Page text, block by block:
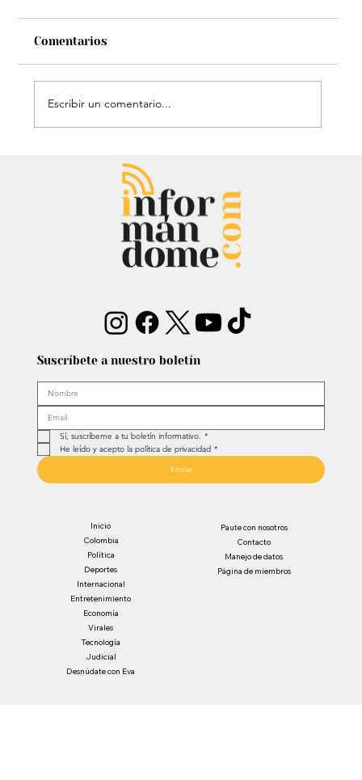
Héroe de cuatro patas: Perrito
policía sorprendió con técnica de
Comentarios
Escribir un comentario...
Suscríbete a nuestro boletín
Sí, suscríbeme a tu boletín informativo. *
He leído y acepto la política de privacidad *
Enviar
Inicio
Colombia
Política
Deportes
Internacional
Entretenimiento
Economía
Virales
Tecnología
Judicial
Desnúdate con Eva
Paute con nosotros
Contacto
Manejo de datos
Página de miembros